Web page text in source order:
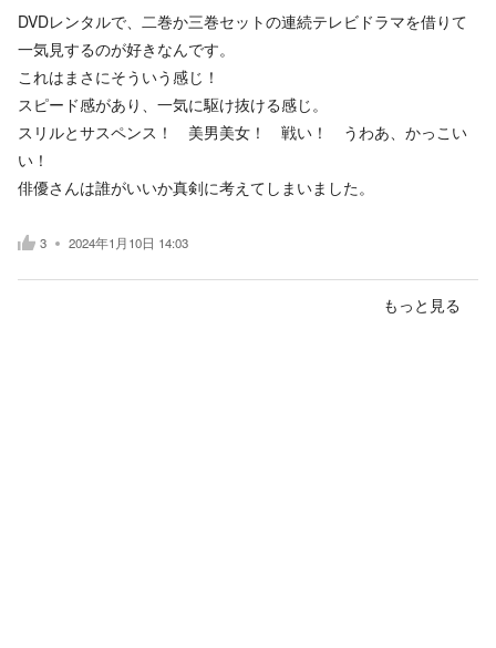
DVDレンタルで、二巻か三巻セットの連続テレビドラマを借りて
一気見するのが好きなんです。
これはまさにそういう感じ！
スピード感があり、一気に駆け抜ける感じ。
スリルとサスペンス！ 美男美女！ 戦い！ うわあ、かっこい
い！
俳優さんは誰がいいか真剣に考えてしまいました。
3 2024年1月10日 14:03
もっと見る